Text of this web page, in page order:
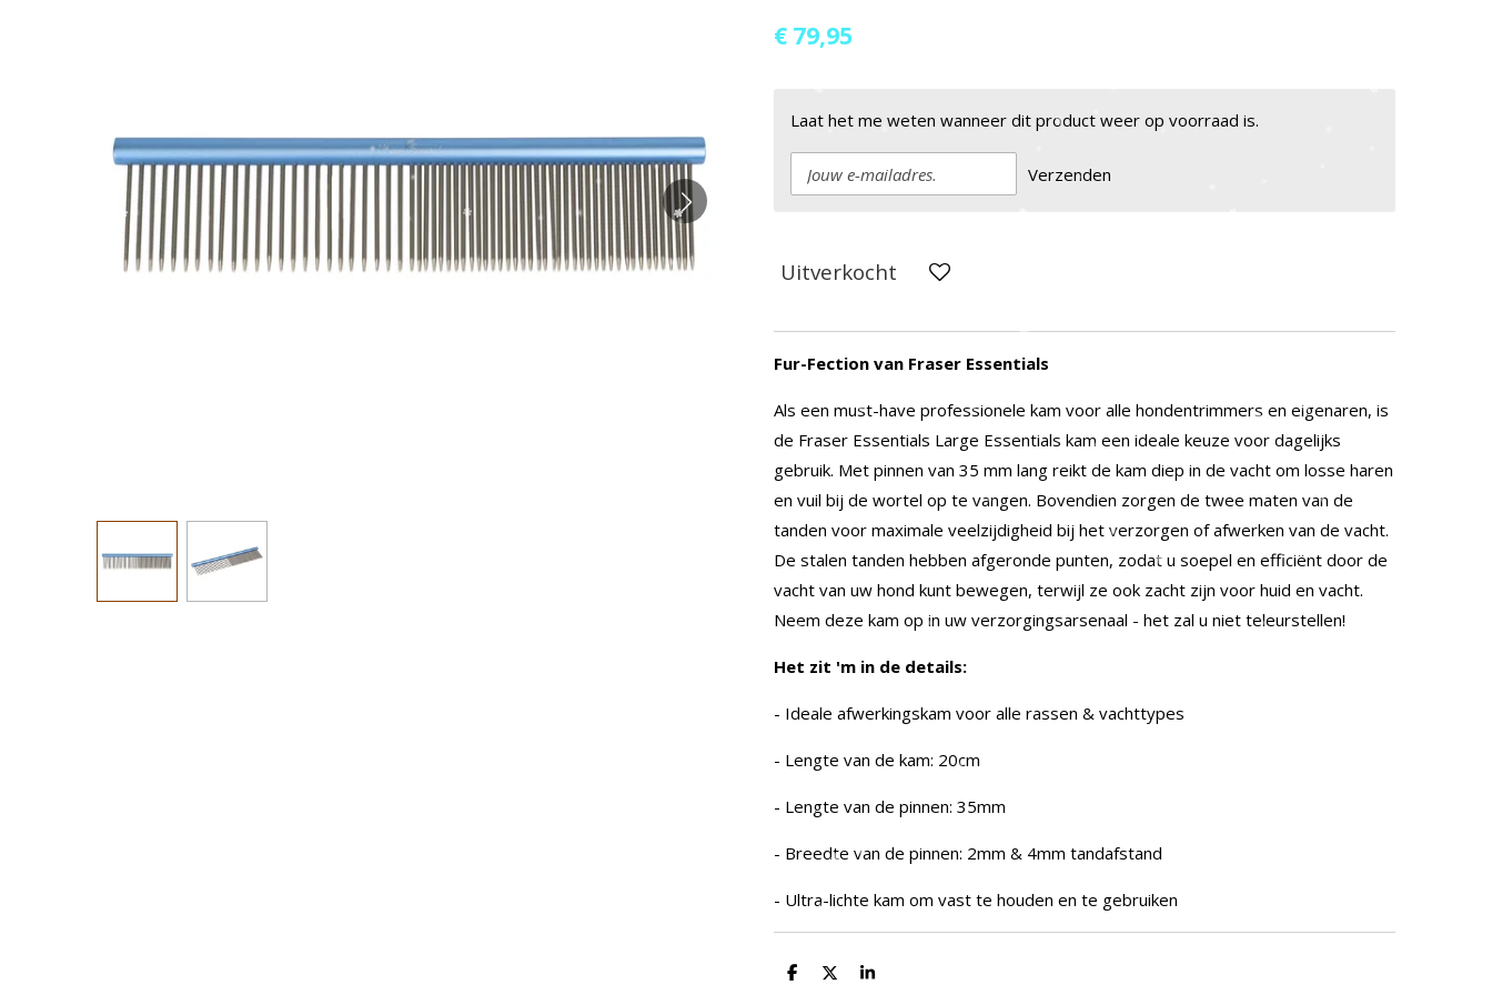
€ 79,95
Laat het me weten wanneer dit product weer op voorraad is.
Verzenden
Uitverkocht
Fur-Fection van Fraser Essentials
Als een must-have professionele kam voor alle hondentrimmers en eigenaren, is
de Fraser Essentials Large Essentials kam een ideale keuze voor dagelijks
gebruik. Met pinnen van 35 mm lang reikt de kam diep in de vacht om losse haren
en vuil bij de wortel op te vangen. Bovendien zorgen de twee maten van de
tanden voor maximale veelzijdigheid bij het verzorgen of afwerken van de vacht.
De stalen tanden hebben afgeronde punten, zodat u soepel en efficiënt door de
vacht van uw hond kunt bewegen, terwijl ze ook zacht zijn voor huid en vacht.
Neem deze kam op in uw verzorgingsarsenaal - het zal u niet teleurstellen!
Het zit 'm in de details:
- Ideale afwerkingskam voor alle rassen & vachttypes
- Lengte van de kam: 20cm
- Lengte van de pinnen: 35mm
- Breedte van de pinnen: 2mm & 4mm tandafstand
- Ultra-lichte kam om vast te houden en te gebruiken
D
D
S